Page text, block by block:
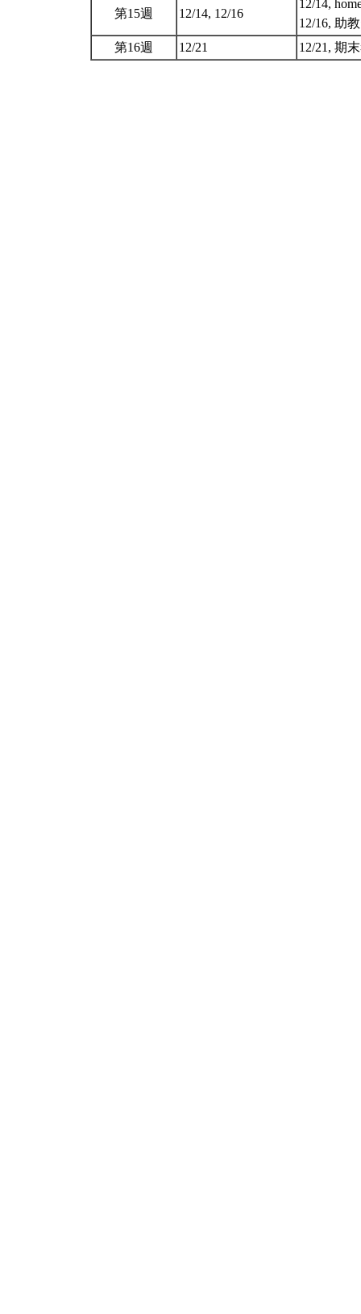
第15週 12/14, 12/16
12/14,
12/16, 助
第16週
12/21 12/21, 期